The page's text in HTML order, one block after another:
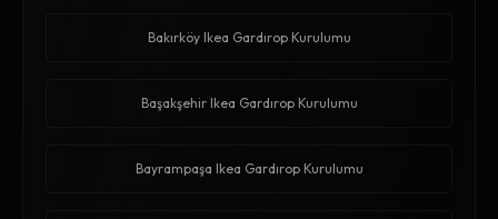
Bakırköy Ikea Gardırop Kurulumu
Başakşehir Ikea Gardırop Kurulumu
Bayrampaşa Ikea Gardırop Kurulumu